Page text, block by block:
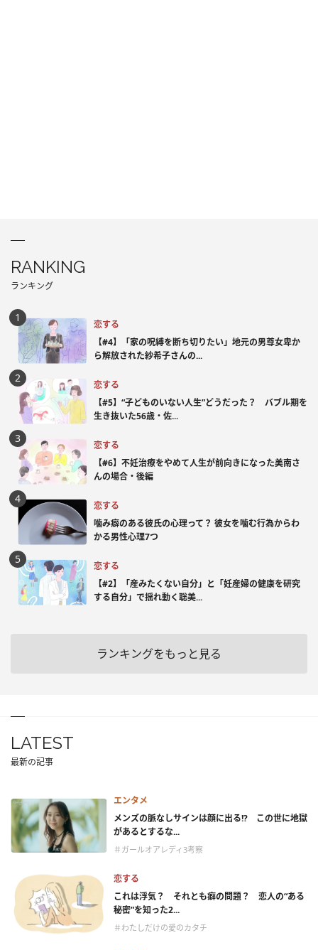
RANKING
ランキング
恋する
【#4】「家の呪縛を断ち切りたい」地元の男尊女卑か
ら解放された紗希子さんの...
恋する
【#5】“子どものいない人生”どうだった？ バブル期を
生き抜いた56歳・佐...
恋する
【#6】不妊治療をやめて人生が前向きになった美南さ
んの場合・後編
恋する
噛み癖のある彼氏の心理って？ 彼女を噛む行為からわ
かる男性心理7つ
恋する
【#2】「産みたくない自分」と「妊産婦の健康を研究
する自分」で揺れ動く聡美...
ランキングをもっと見る
LATEST
最新の記事
エンタメ
メンズの脈なしサインは顔に出る!? この世に地獄
があるとするな...
＃ガールオアレディ3考察
恋する
これは浮気？ それとも癖の問題？ 恋人の“ある
秘密”を知った2...
＃わたしだけの愛のカタチ